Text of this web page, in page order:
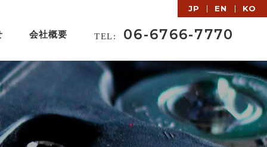
JP EN KO
会社概要 TEL: 06-6766-7770